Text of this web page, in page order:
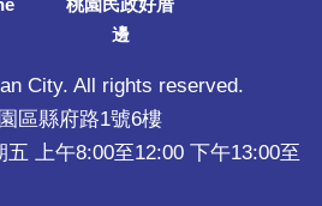
桃園民政好厝
邊
City. All rights reserved.
區縣府路1號6樓
上午8:00至12:00 下午13:00至